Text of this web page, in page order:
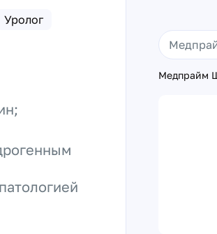
Уролог
Медпрайм